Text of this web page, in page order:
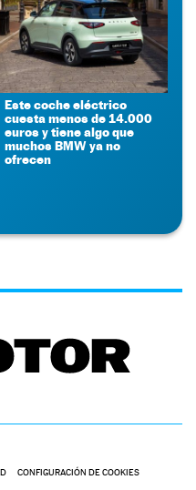
Este coche eléctrico
cuesta menos de 14.000
euros y tiene algo que
muchos BMW ya no
ofrecen
CONFIGURACIÓN DE COOKIES